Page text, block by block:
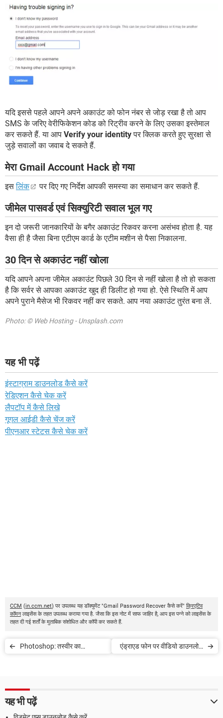
यदि इससे पहले आपने अपने अकाउंट को फोन नंबर से जोड़ रखा है तो आप
SMS के जरिए वेरीफिकेशन कोड को रिट्रीव करने के लिए उसका इस्तेमाल
कर सकते हैं. या आप Verify your identityपर क्लिक करते हुए सुरक्षा से
जुड़े सवालों का जवाब दे सकते हैं.
मेरा Gmail Account Hack हो गया
इसलिंक पर दिए गए निर्देश आपकी समस्या का समाधान कर सकते हैं.
जीमेल पासवर्ड एवं सिक्युरिटी सवाल भूल गए
इन दो जरूरी जानकारियों के बगैर अकाउंट रिकवर करना असंभव होता है. यह
वैसा ही है जैसा बिना एटीएम कार्ड के एटीम मशीन से पैसा निकालना.
30 दिन से अकाउंट नहीं खोला
यदि आपने अपना जीमेल अकाउंट पिछले 30 दिन से नहीं खोला है तो हो सकता
है कि सर्वर से आपका अकाउंट खुद ही डिलीट हो गया हो. ऐसे स्थिति में आप
अपने पुराने मैसेज भी रिकवर नहीं कर सकते. आप नया अकाउंट तुरंत बना लें.
Photo: © Web Hosting - Unsplash.com
यह भी पढ़ें
इंस्टाग्राम डाउनलोड कैसे करें
रेडिएशन कैसे चेक करें
लैपटॉप में कैसे लिखे
गूगल आईडी कैसे चेंज करें
पीएनआर स्टेटस कैसे चेक करें
CCM (in.ccm.net) पर उपलब्ध यह डॉक्युमेंट "Gmail Password Recover कैसे करें" क्रिएटिव
कॉमनलाइसेंस के तहत उपलब्ध कराया गया है. जैसा कि इस नोट में साफ जाहिर है, आप इस पन्ने को लाइसेंस के
तहत दी गई शर्तों के मुताबिक संशोधित और कॉपी कर सकते हैं.
Photoshop: तस्वीर का
एंड्राएड फोन पर वीडियो डाउनलोड
यह भी पढ़ें